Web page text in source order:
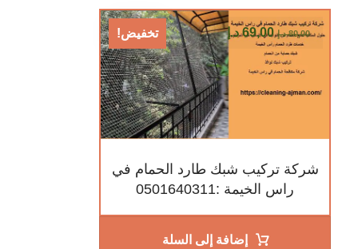
تخفيض!
شركة تركيب شبك طارد الحمام في
راس الخيمة :0501640311
80,00 د.إ 69,00 د.إ
إضافة إلى السلة